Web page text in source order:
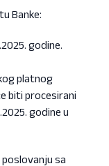
Banke:
godine.
platnog
biti procesirani
godine u
sa